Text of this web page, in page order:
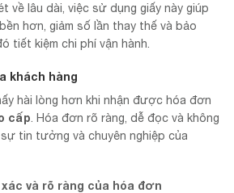
về lâu dài, việc sử dụng giấy này giúp
hơn, giảm số lần thay thế và bảo
tiết kiệm chi phí vận hành.
khách hàng
hài lòng hơn khi nhận được hóa đơn
cấp . Hóa đơn rõ ràng, dễ đọc và không
tin tưởng và chuyên nghiệp của
và rõ ràng của hóa đơn